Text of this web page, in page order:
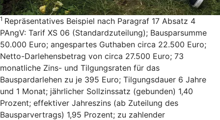
1 Repräsentatives Beispiel nach Paragraf 17 Absatz 4
PAngV: Tarif XS 06 (Standardzuteilung); Bausparsumme
50.000 Euro; angespartes Guthaben circa 22.500 Euro;
Netto-Darlehensbetrag von circa 27.500 Euro; 73
monatliche Zins- und Tilgungsraten für das
Bauspardarlehen zu je 395 Euro; Tilgungsdauer 6 Jahre
und 1 Monat; jährlicher Sollzinssatz (gebunden) 1,40
Prozent; effektiver Jahreszins (ab Zuteilung des
Bausparvertrags) 1,95 Prozent; zu zahlender